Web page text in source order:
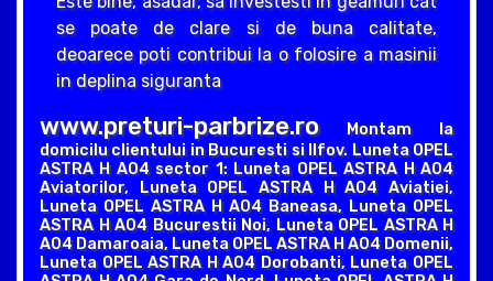
se poate de clare si de buna calitate,
deoarece poti contribui la o folosire a masinii
in deplina siguranta
www.preturi-parbrize.roMontam la
domicilu clientului in Bucuresti si Ilfov. Luneta OPEL
ASTRA H A04 sector 1: Luneta OPEL ASTRA H A04
Aviatorilor, Luneta OPEL ASTRA H A04 Aviatiei,
Luneta OPEL ASTRA H A04 Baneasa, Luneta OPEL
ASTRA H A04 Bucurestii Noi, Luneta OPEL ASTRA H
A04 Damaroaia, Luneta OPEL ASTRA H A04 Domenii,
Luneta OPEL ASTRA H A04 Dorobanti, Luneta OPEL